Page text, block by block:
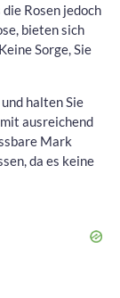
Rosen jedoch
bieten sich
Sorge, Sie
halten Sie
ausreichend
Mark
da es keine